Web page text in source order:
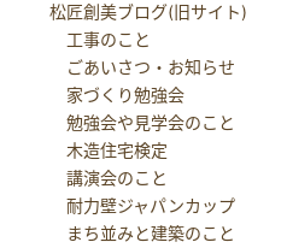
松匠創美ブログ(旧サイト)
工事のこと
ごあいさつ・お知らせ
家づくり勉強会
勉強会や見学会のこと
木造住宅検定
講演会のこと
耐力壁ジャパンカップ
まち並みと建築のこと